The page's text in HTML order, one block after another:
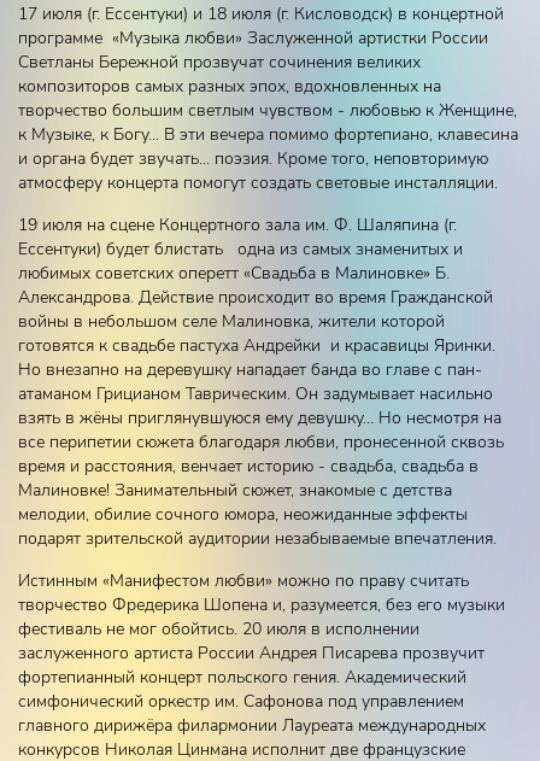
17 июля (г. Ессентуки) и 18 июля (г. Кисловодск) в концертной
программе «Музыка любви» Заслуженной артистки России
Светланы Бережной прозвучат сочинения великих
композиторов самых разных эпох, вдохновленных на
творчество большим светлым чувством - любовью к Женщине,
к Музыке, к Богу... В эти вечера помимо фортепиано, клавесина
и органа будет звучать... поэзия. Кроме того, неповторимую
атмосферу концерта помогут создать световые инсталляции.
19 июля на сцене Концертного зала им. Ф. Шаляпина (г.
Ессентуки) будет блистать одна из самых знаменитых и
любимых советских оперетт «Свадьба в Малиновке» Б.
Александрова. Действие происходит во время Гражданской
войны в небольшом селе Малиновка, жители которой
готовятся к свадьбе пастуха Андрейки и красавицы Яринки.
Но внезапно на деревушку нападает банда во главе с пан-
атаманом Грицианом Таврическим. Он задумывает насильно
взять в жёны приглянувшуюся ему девушку… Но несмотря на
все перипетии сюжета благодаря любви, пронесенной сквозь
время и расстояния, венчает историю - свадьба, свадьба в
Малиновке! Занимательный сюжет, знакомые с детства
мелодии, обилие сочного юмора, неожиданные эффекты
подарят зрительской аудитории незабываемые впечатления.
Истинным «Манифестом любви» можно по праву считать
творчество Фредерика Шопена и, разумеется, без его музыки
фестиваль не мог обойтись. 20 июля в исполнении
заслуженного артиста России Андрея Писарева прозвучит
фортепианный концерт польского гения. Академический
симфонический оркестр им. Сафонова под управлением
главного дирижёра филармонии Лауреата международных
конкурсов Николая Цинмана исполнит две французские